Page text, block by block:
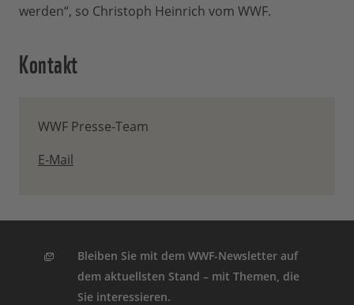
werden“, so Christoph Heinrich vom WWF.
Kontakt
WWF Presse-Team
E-Mail
Bleiben Sie mit dem WWF-Newsletter auf
dem aktuellsten Stand – mit Themen, die
Sie interessieren.